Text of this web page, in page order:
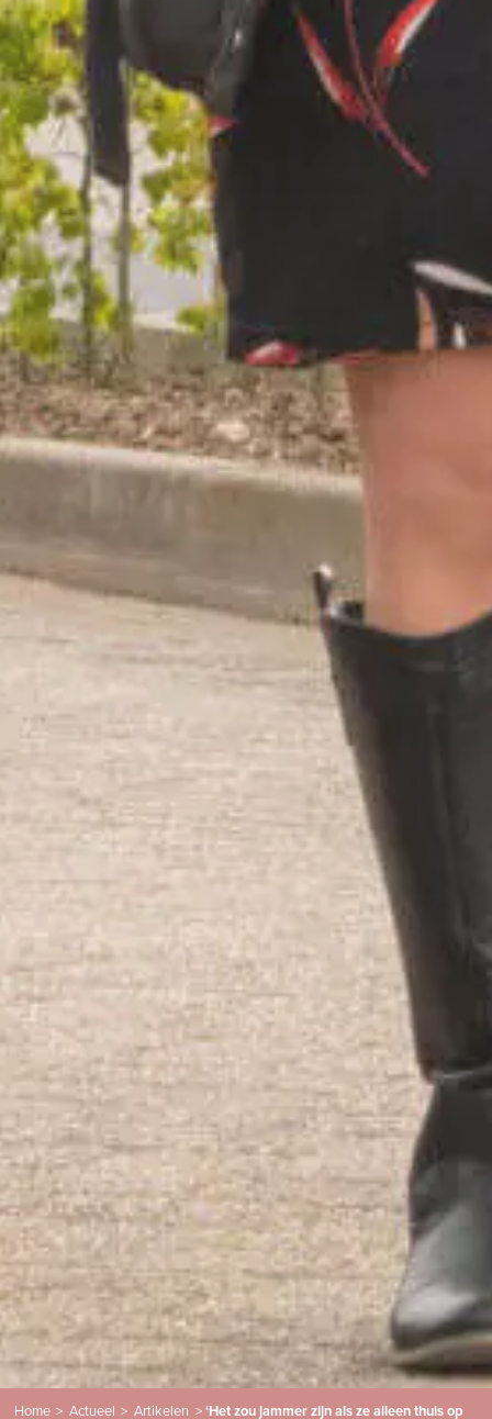
Home > Actueel > Artikelen >‘Het zou jammer zijn als ze alleen thuis op